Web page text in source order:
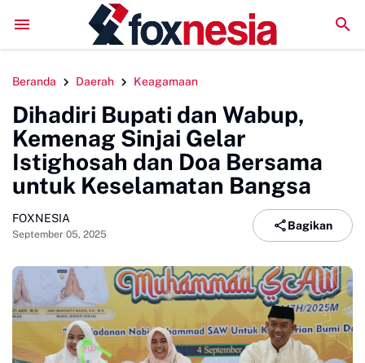
DPC GSNI Sinjai Gelar Sosialisasi Organisasi di
Beranda Daerah Keagamaan
Dihadiri Bupati dan Wabup,
Kemenag Sinjai Gelar
Istighosah dan Doa Bersama
untuk Keselamatan Bangsa
FOXNESIA
September 05, 2025
Bagikan